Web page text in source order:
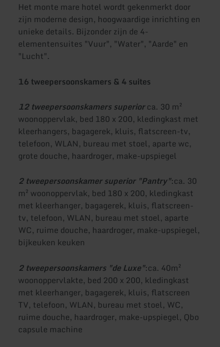
Het monte mare hotel wordt gekenmerkt door
zijn moderne design, hoogwaardige inrichting en
unieke details. Bijzonder zijn de 4-
elementensuites "Vuur", "Water", "Aarde" en
"Lucht".
16 tweepersoonskamers & 4 suites
12 tweepersoonskamers superiorca. 30 m²
woonoppervlak, bed 180 x 200, kledingkast met
kleerhangers, bagagerek, kluis, flatscreen-tv,
telefoon, WLAN, bureau met stoel, aparte wc,
grote douche, haardroger, make-upspiegel
2 tweepersoonskamer superior "Pantry":ca. 30
m² woonoppervlak, bed 180 x 200, kledingkast
met kleerhanger, bagagerek, kluis, flatscreen-
tv, telefoon, WLAN, bureau met stoel, aparte
WC, ruime douche, haardroger, make-upspiegel,
bijkeuken keuken
2 tweepersoonskamers "de Luxe":ca. 40m²
woonoppervlakte, bed 200 x 200, kledingkast
met kleerhanger, bagagerek, kluis, flatscreen
TV, telefoon, WLAN, bureau met stoel, WC,
ruime douche, haardroger, make-upspiegel, Qbo
capsule machine